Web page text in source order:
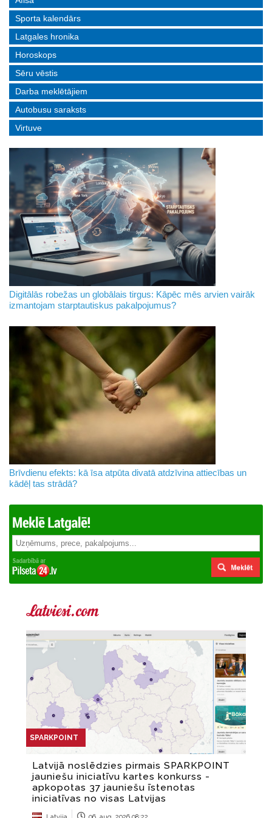
Sporta kalendārs
Latgales hronika
Horoskops
Sēru vēstis
Darba meklētājiem
Autobusu saraksts
Virtuve
Digitālās robežas un globālais tirgus: Kāpēc mēs arvien vairāk
izmantojam starptautiskus pakalpojumus?
Brīvdienu efekts: kā īsa atpūta divatā atdzīvina attiecības un
kādēļ tas strādā?